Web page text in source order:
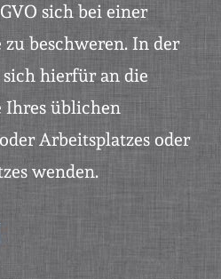
sich bei einer
beschweren. In der
sich hierfür an die
Ihres üblichen
Arbeitsplatzes oder
wenden.